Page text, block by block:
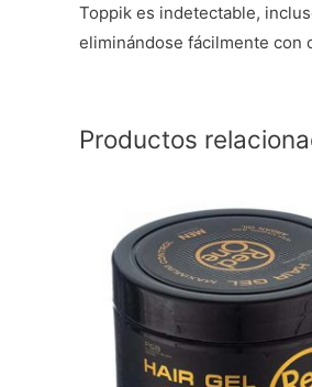
Toppik es indetectable,
eliminándose fácilmente con
Productos